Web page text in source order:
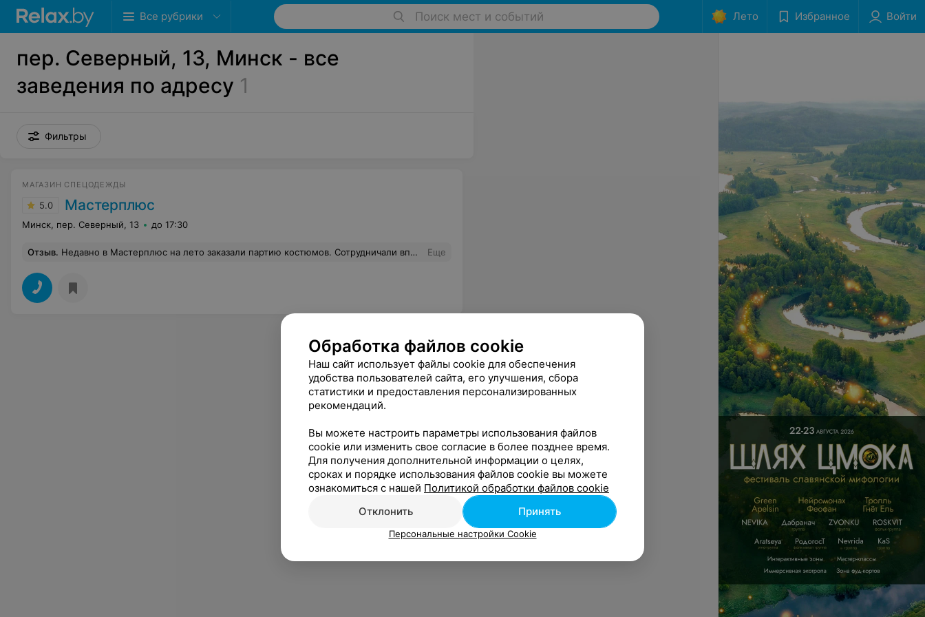
Все рубрики Поиск мест и событий Лето Избранное Войти
пер. Северный, 13, Минск - все
заведения по адресу 1
Фильтры
МАГАЗИН СПЕЦОДЕЖДЫ
5.0 Мастерплюс
Минск, пер. Северный, 13 до 17:30
Отзыв. Недавно в Мастерплюс на лето заказали партию костюмов. Сотрудничали впервые, нам их посоветовали, поэтому и обратились к ним. Не пожалели. Цены нормальные. За такой костюм оптом мы заплатили, могу сказать, не много, по сравнению с другими компаниями, у которых мы покупали раньше. Очень хорошее качество, по размерам все подошли. Остались довольны сотрудничеством и планируем работать с вами и дальше! Спасибо! Еще
Обработка файлов cookie
Наш сайт использует файлы cookie для обеспечения
удобства пользователей сайта, его улучшения, сбора
статистики и предоставления персонализированных
рекомендаций.
Вы можете настроить параметры использования файлов
cookie или изменить свое согласие в более позднее время.
Для получения дополнительной информации о целях,
сроках и порядке использования файлов cookie вы можете
ознакомиться с нашей Политикой обработки файлов cookie
Отклонить
Принять
Персональные настройки Cookie